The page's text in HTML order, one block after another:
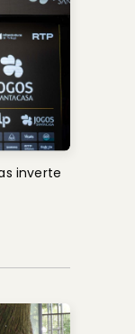
inverte